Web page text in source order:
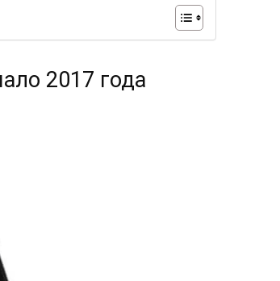
2017 года